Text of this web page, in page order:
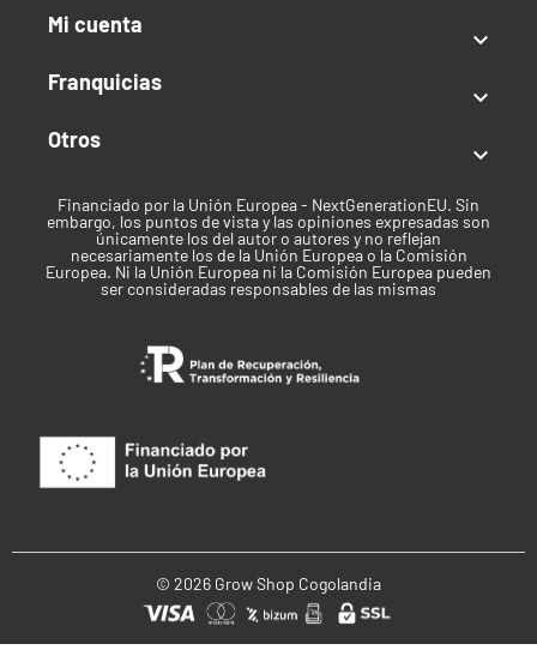
Mi cuenta

Franquicias

Otros

Financiado por la Unión Europea - NextGenerationEU. Sin
embargo, los puntos de vista y las opiniones expresadas son
únicamente los del autor o autores y no reflejan
necesariamente los de la Unión Europea o la Comisión
Europea. Ni la Unión Europea ni la Comisión Europea pueden
ser consideradas responsables de las mismas
© 2026 Grow Shop Cogolandia